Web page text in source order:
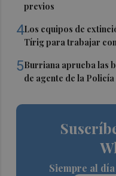
previos
4Los equipos de
Tírig para trabajar
5Burriana aprueba las
de agente de la
Siempre al